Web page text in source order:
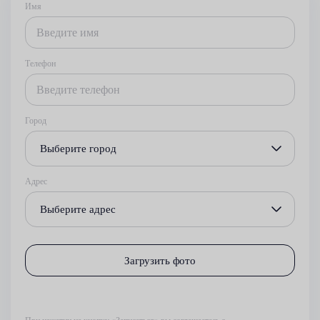
Имя
Телефон
Город
Выберите город
Адрес
Выберите адрес
Загрузить фото